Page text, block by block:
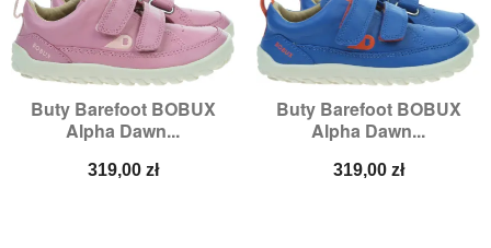
Buty Barefoot BOBUX
Alpha Dawn...
Cena
319,00 zł
Buty Barefoot BOBUX
Alpha Dawn...
Cena
319,00 zł